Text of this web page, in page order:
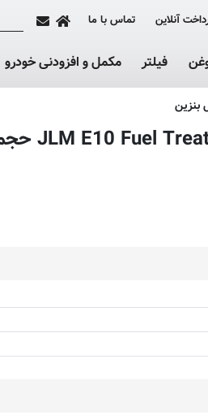
آنلاین تماس با ما
فیلتر مکمل و افزودنی خودرو
بنزین